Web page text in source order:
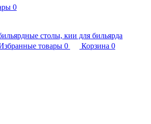
0
товары 0 Корзина 0